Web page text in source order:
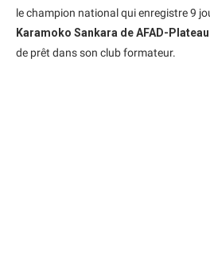
le champion national qui enregistre 9
Karamoko Sankara de AFAD-Plateau
de prêt dans son club formateur.